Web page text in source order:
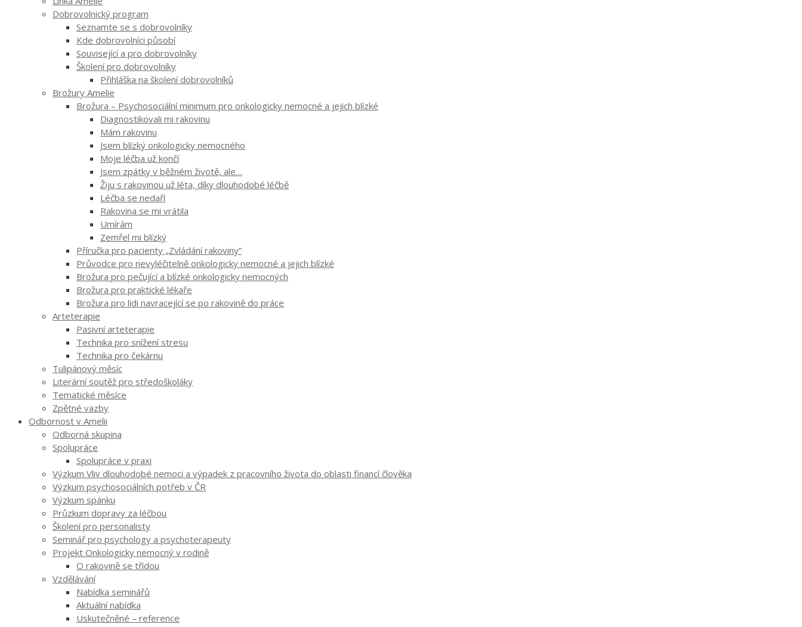
Dobrovolnický program
Seznamte se s dobrovolníky
Kde dobrovolníci působí
Související a pro dobrovolníky
Školení pro dobrovolníky
Přihláška na školení dobrovolníků
Brožury Amelie
Brožura – Psychosociální minimum pro onkologicky nemocné a jejich blízké
Diagnostikovali mi rakovinu
Mám rakovinu
Jsem blízký onkologicky nemocného
Moje léčba už končí
Jsem zpátky v běžném životě, ale…
Žiju s rakovinou už léta, díky dlouhodobé léčbě
Léčba se nedaří
Rakovina se mi vrátila
Umírám
Zemřel mi blízký
Příručka pro pacienty „Zvládání rakoviny“
Průvodce pro nevyléčitelně onkologicky nemocné a jejich blízké
Brožura pro pečující a blízké onkologicky nemocných
Brožura pro praktické lékaře
Brožura pro lidi navracející se po rakovině do práce
Arteterapie
Pasivní arteterapie
Technika pro snížení stresu
Technika pro čekárnu
Tulipánový měsíc
Literární soutěž pro středoškoláky
Tematické měsíce
Zpětné vazby
Odbornost v Amelii
Odborná skupina
Spolupráce
Spolupráce v praxi
Výzkum Vliv dlouhodobé nemoci a výpadek z pracovního života do oblasti financí člověka
Výzkum psychosociálních potřeb v ČR
Výzkum spánku
Průzkum dopravy za léčbou
Školení pro personalisty
Seminář pro psychology a psychoterapeuty
Projekt Onkologicky nemocný v rodině
O rakovině se třídou
Vzdělávání
Nabídka seminářů
Aktuální nabídka
Uskutečněné – reference